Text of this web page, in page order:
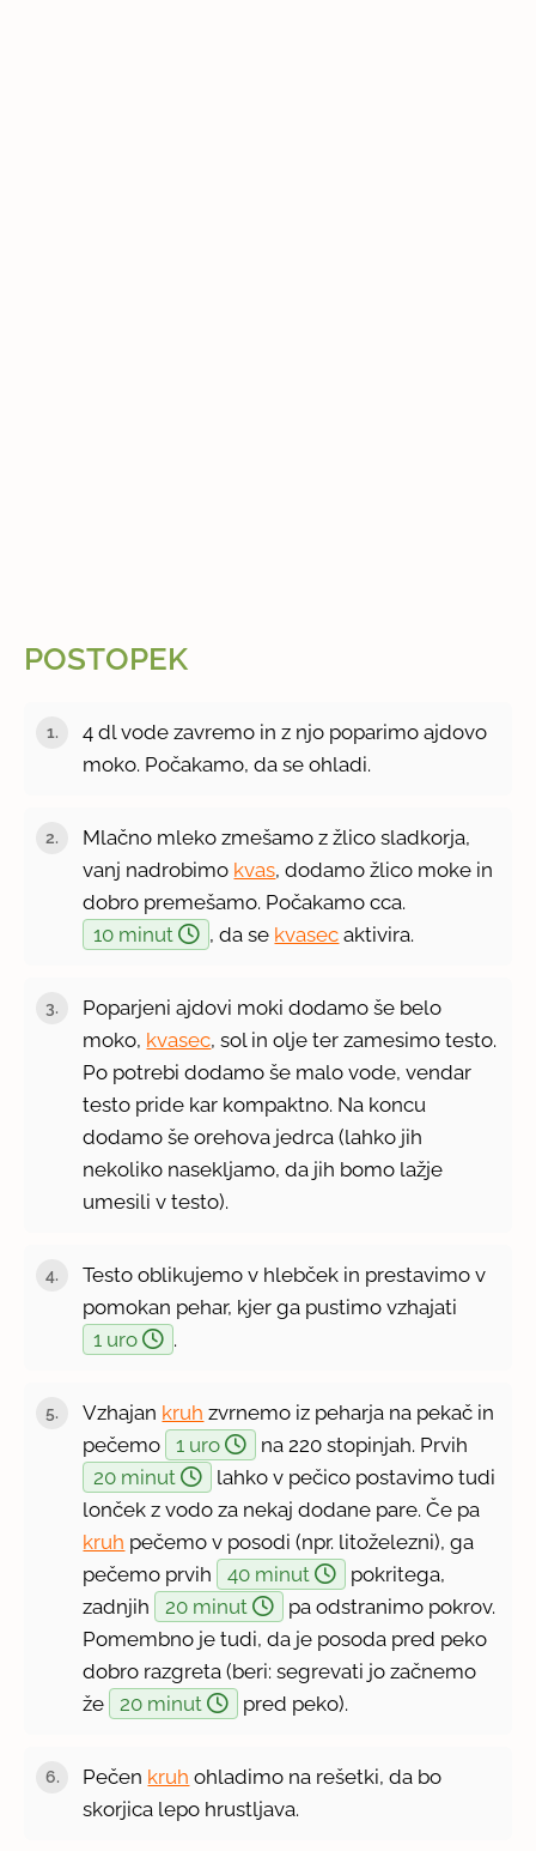
POSTOPEK
4 dl vode zavremo in z njo poparimo ajdovo
moko. Počakamo, da se ohladi.
Mlačno mleko zmešamo z žlico sladkorja,
vanj nadrobimo kvas, dodamo žlico moke in
dobro premešamo. Počakamo cca.
10 minut
, da se kvasec aktivira.
Poparjeni ajdovi moki dodamo še belo
moko, kvasec, sol in olje ter zamesimo testo.
Po potrebi dodamo še malo vode, vendar
testo pride kar kompaktno. Na koncu
dodamo še orehova jedrca (lahko jih
nekoliko nasekljamo, da jih bomo lažje
umesili v testo).
Testo oblikujemo v hlebček in prestavimo v
pomokan pehar, kjer ga pustimo vzhajati
1 uro
.
Vzhajan kruh zvrnemo iz peharja na pekač in
pečemo
1 uro
na 220 stopinjah. Prvih
20 minut
lahko v pečico postavimo tudi
lonček z vodo za nekaj dodane pare. Če pa
kruh pečemo v posodi (npr. litoželezni), ga
pečemo prvih
40 minut
pokritega,
zadnjih
20 minut
pa odstranimo pokrov.
Pomembno je tudi, da je posoda pred peko
dobro razgreta (beri: segrevati jo začnemo
že
20 minut pred peko).
Pečen kruh ohladimo na rešetki, da bo
skorjica lepo hrustljava.